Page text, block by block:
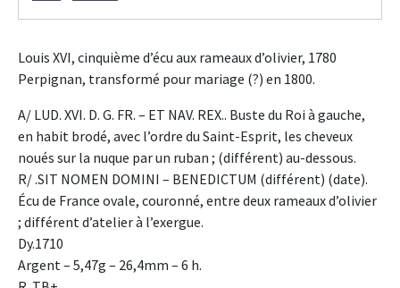
Louis XVI, cinquième d’écu aux rameaux d’olivier, 1780
Perpignan, transformé pour mariage (?) en 1800.
A/ LUD. XVI. D. G. FR. – ET NAV. REX.. Buste du Roi à gauche,
en habit brodé, avec l’ordre du Saint-Esprit, les cheveux
noués sur la nuque par un ruban ; (différent) au-dessous.
R/ .SIT NOMEN DOMINI – BENEDICTUM (différent) (date).
Écu de France ovale, couronné, entre deux rameaux d’olivier
; différent d’atelier à l’exergue.
Dy.1710
Argent – 5,47g – 26,4mm – 6 h.